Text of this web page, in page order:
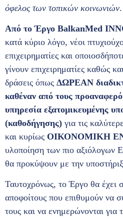
όφελος των τοπικών κοινωνιών.
Από το Έργο BalkanMed
κατά κύριο λόγο, νέοι
επιχειρηματίες και
γίνουν επιχειρηματίες καθώς
δράσεις όπως ΔΩΡΕΑΝ
καθέναν από τους
υπηρεσία εξατοµικευµένης
(καθοδήγησης) για τις
και κυρίως ΟΙΚΟΝΟΜΙΚΗ
υλοποίηση των πιο αξιόλογων
θα προκύψουν με την
Ταυτοχρόνως, το Έργο θα έχει
αποφοίτους που επιθυμούν να
τους και να ενημερώνονται για